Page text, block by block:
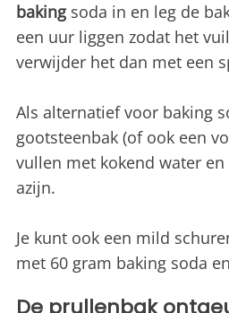
bakingsoda in en leg de
een uur liggen zodat het
verwijder het dan met een
Als alternatief voor baking
gootsteenbak (of ook een
vullen met kokend water
azijn.
Je kunt ook een mild
met 60 gram baking soda